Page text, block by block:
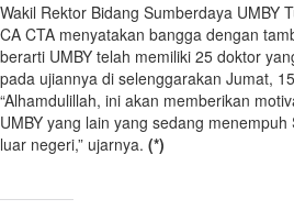
Wakil Rektor Bidang Sumberdaya UMBY
CA CTA menyatakan bangga dengan
berarti UMBY telah memiliki 25 doktor
pada ujiannya di selenggarakan Jumat,
“Alhamdulillah, ini akan memberikan
UMBY yang lain yang sedang
luar negeri,” ujarnya. (*)